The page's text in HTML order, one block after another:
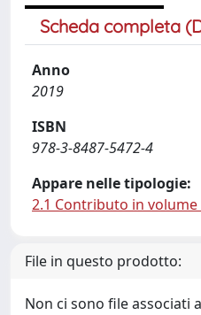
Scheda completa
Anno
2019
ISBN
978-3-8487-5472-4
Appare nelle tipologie:
2.1 Contributo in
File in questo prodotto:
Non ci sono file associati